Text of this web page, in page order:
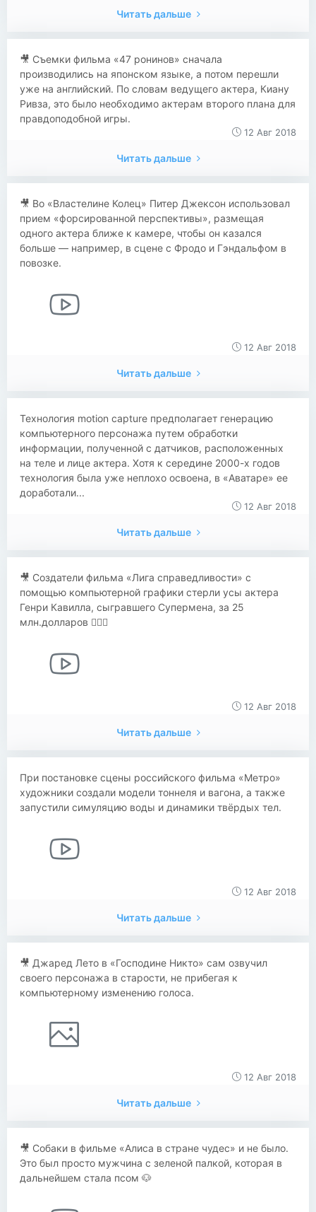
Читать дальше
​​🎥 Съемки фильма «47 ронинов» сначала
производились на японском языке, а потом перешли
уже на английский. По словам ведущего актера, Киану
Ривза, это было необходимо актерам второго плана для
правдоподобной игры.
12 Авг 2018
Читать дальше
🎥 Во «Властелине Колец» Питер Джексон использовал
прием «форсированной перспективы», размещая
одного актера ближе к камере, чтобы он казался
больше — например, в сцене с Фродо и Гэндальфом в
повозке.
12 Авг 2018
Читать дальше
​​Технология motion capture предполагает генерацию
компьютерного персонажа путем обработки
информации, полученной с датчиков, расположенных
на теле и лице актера. Хотя к середине 2000-х годов
технология была уже неплохо освоена, в «Аватаре» ее
доработали...
12 Авг 2018
Читать дальше
🎥 Создатели фильма «Лига справедливости» с
помощью компьютерной графики стерли усы актера
Генри Кавилла, сыгравшего Супермена, за 25
млн.долларов 🤷🏻‍♂️
12 Авг 2018
Читать дальше
При постановке сцены российского фильма «Метро»
художники создали модели тоннеля и вагона, а также
запустили симуляцию воды и динамики твёрдых тел.
12 Авг 2018
Читать дальше
🎥 Джаред Лето в «Господине Никто» сам озвучил
своего персонажа в старости, не прибегая к
компьютерному изменению голоса.
12 Авг 2018
Читать дальше
🎥 Собаки в фильме «Алиса в стране чудес» и не было.
Это был просто мужчина с зеленой палкой, которая в
дальнейшем стала псом 🐶